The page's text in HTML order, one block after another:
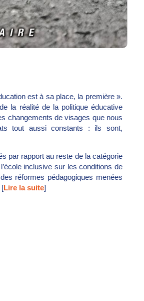
est à sa place, la première ».
la réalité de la politique éducative
changements de visages que nous
tout aussi constants : ils sont,
par rapport au reste de la catégorie
inclusive sur les conditions de
réformes pédagogiques menées
[Lire la suite]